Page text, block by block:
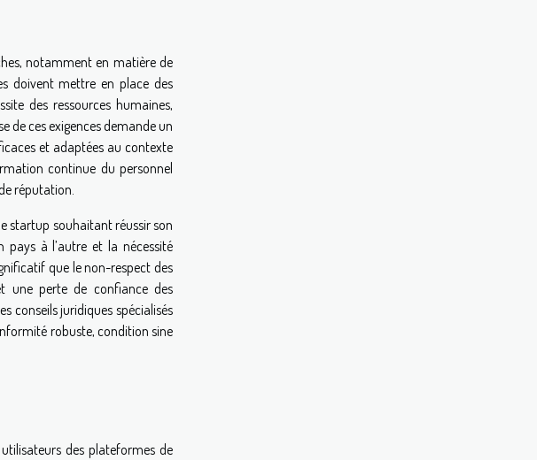
notamment en matière de
doivent mettre en place des
des ressources humaines,
de ces exigences demande un
et adaptées au contexte
continue du personnel
réputation.
startup souhaitant réussir son
pays à l’autre et la nécessité
que le non-respect des
une perte de confiance des
conseils juridiques spécialisés
robuste, condition sine
des plateformes de